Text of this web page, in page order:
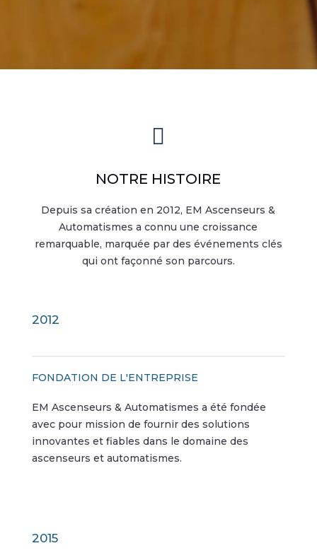

NOTRE HISTOIRE
Depuis sa création en 2012, EM Ascenseurs &
Automatismes a connu une croissance
remarquable, marquée par des événements clés
qui ont façonné son parcours.
2012
FONDATION DE L'ENTREPRISE
EM Ascenseurs & Automatismes a été fondée
avec pour mission de fournir des solutions
innovantes et fiables dans le domaine des
ascenseurs et automatismes.
2015